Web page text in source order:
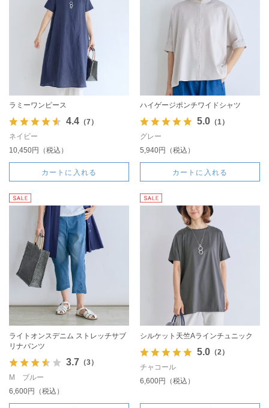
ラミーワンピース
4.4（7）
ネイビー
10,450円（税込）
カートに入れる
ハイゲージポンチワイドシャツ
5.0（1）
グレー
5,940円（税込）
カートに入れる
ライトオンスデニム ストレッチサブ
リナパンツ
3.7 （3）
M ブルー
6,600円（税込）
シルケット天竺Aラインチュニック
5.0（2）
チャコール
6,600円（税込）